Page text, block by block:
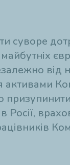
суворе
від
активами
в Росії,